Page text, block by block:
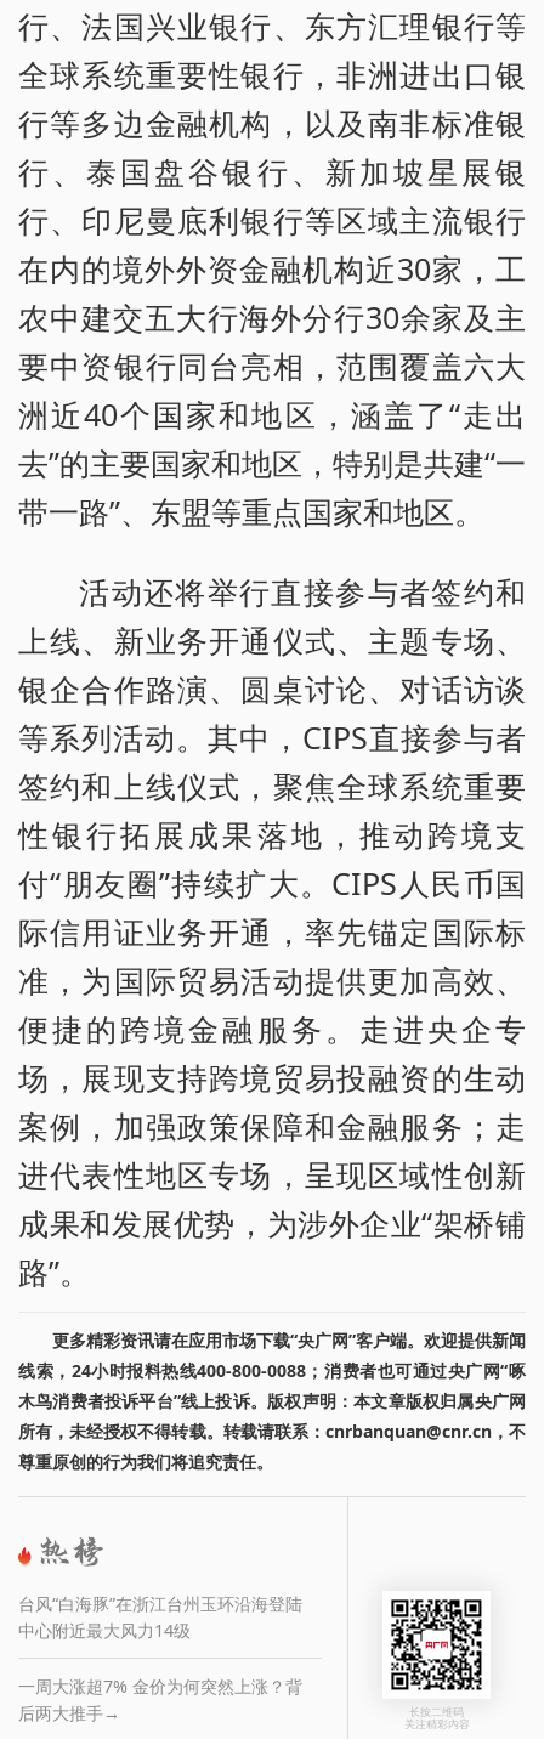
行、法国兴业银行、东方汇理银行等
全球系统重要性银行，非洲进出口银
行等多边金融机构，以及南非标准银
行、泰国盘谷银行、新加坡星展银
行、印尼曼底利银行等区域主流银行
在内的境外外资金融机构近30家，工
农中建交五大行海外分行30余家及主
要中资银行同台亮相，范围覆盖六大
洲近40个国家和地区，涵盖了“走出
去”的主要国家和地区，特别是共建“一
带一路”、东盟等重点国家和地区。
活动还将举行直接参与者签约和
上线、新业务开通仪式、主题专场、
银企合作路演、圆桌讨论、对话访谈
等系列活动。其中，CIPS直接参与者
签约和上线仪式，聚焦全球系统重要
性银行拓展成果落地，推动跨境支
付“朋友圈”持续扩大。CIPS人民币国
际信用证业务开通，率先锚定国际标
准，为国际贸易活动提供更加高效、
便捷的跨境金融服务。走进央企专
场，展现支持跨境贸易投融资的生动
案例，加强政策保障和金融服务；走
进代表性地区专场，呈现区域性创新
成果和发展优势，为涉外企业“架桥铺
路”。
更多精彩资讯请在应用市场下载“央广网”客户端。欢迎提供新闻
线索，24小时报料热线400-800-0088；消费者也可通过央广网“啄
木鸟消费者投诉平台”线上投诉。版权声明：本文章版权归属央广网
所有，未经授权不得转载。转载请联系：cnrbanquan@cnr.cn，不
尊重原创的行为我们将追究责任。
台风“白海豚”在浙江台州玉环沿海登陆
中心附近最大风力14级
一周大涨超7% 金价为何突然上涨？背
后两大推手→
长按二维码
关注精彩内容